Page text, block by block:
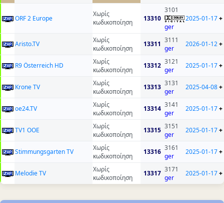
ORF 2 Europe
Χωρίς
κωδικοποίηση
13310
3101
ger
2025-01-17+
Aristo.TV
Χωρίς
κωδικοποίηση
13311 3111
ger
2026-01-12+
R9 Österreich HD
Χωρίς
κωδικοποίηση
13312 3121
ger
2025-01-17+
Krone TV
Χωρίς
κωδικοποίηση
13313 3131
ger
2025-04-08+
oe24.TV
Χωρίς
κωδικοποίηση
13314 3141
ger
2025-01-17+
TV1 OOE
Χωρίς
κωδικοποίηση
13315 3151
ger
2025-01-17+
Stimmungsgarten TV
Χωρίς
κωδικοποίηση
13316 3161
ger
2025-01-17+
Melodie TV
Χωρίς
κωδικοποίηση
13317 3171
ger
2025-01-17+